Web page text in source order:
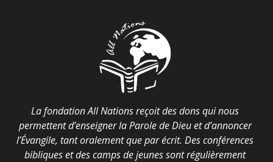
La fondation All Nations reçoit des dons qui nous
permettent d’enseigner la Parole de Dieu et d’annoncer
l’Évangile, tant oralement que par écrit. Des conférences
bibliques et des camps de jeunes sont régulièrement